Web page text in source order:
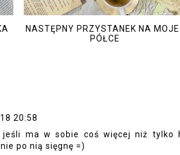
NASTĘPNY PRZYSTANEK NA
PÓŁCE
20:58
jeśli ma w sobie coś więcej niż tylko
po nią sięgnę =)